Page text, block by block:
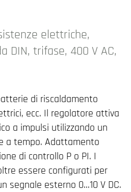
elettriche,
DIN, trifase, 400 V AC,
di riscaldamento
ecc. Il regolatore attiva
a impulsi utilizzando un
a tempo. Adattamento
di controllo P o PI. I
essere configurati per
segnale esterno 0...10 V DC.